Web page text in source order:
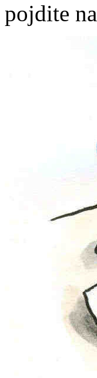
pojdite na